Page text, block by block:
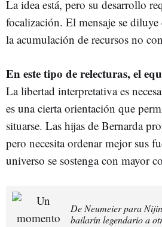
La idea está, pero su desarrollo
focalización. El mensaje se
la acumulación de recursos no
En este tipo de relecturas, el
La libertad interpretativa es
es una cierta orientación que
situarse. Las hijas de Bernarda
pero necesita ordenar mejor sus
universo se sostenga con mayor
De Neumeier para
bailarín legendario a